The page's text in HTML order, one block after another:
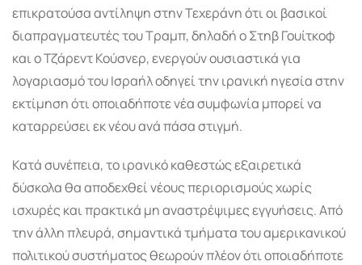
επικρατούσα αντίληψη στην Τεχεράνη ότι οι βασικοί
διαπραγματευτές του Τραμπ, δηλαδή ο Στηβ Γουίτκοφ
και ο Τζάρεντ Κούσνερ, ενεργούν ουσιαστικά για
λογαριασμό του Ισραήλ οδηγεί την ιρανική ηγεσία στην
εκτίμηση ότι οποιαδήποτε νέα συμφωνία μπορεί να
καταρρεύσει εκ νέου ανά πάσα στιγμή.
Κατά συνέπεια, το ιρανικό καθεστώς εξαιρετικά
δύσκολα θα αποδεχθεί νέους περιορισμούς χωρίς
ισχυρές και πρακτικά μη αναστρέψιμες εγγυήσεις. Από
την άλλη πλευρά, σημαντικά τμήματα του αμερικανικού
πολιτικού συστήματος θεωρούν πλέον ότι οποιαδήποτε